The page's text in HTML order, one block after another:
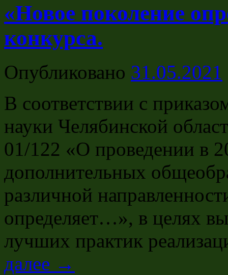
«Новое поколение
конкурса.
Опубликовано 31.05.2021
В соответствии с
науки Челябинской
01/122 «О проведении в
дополнительных
различной
определяет…», в целях
лучших практик
далее →